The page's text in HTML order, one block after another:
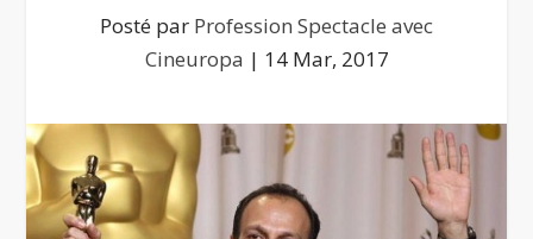
Posté par Profession Spectacle avec
Cineuropa | 14 Mar, 2017